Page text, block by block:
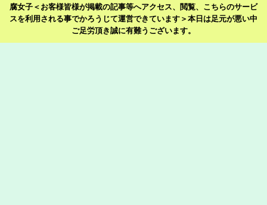
腐女子＜お客様皆様が掲載の記事等へアクセス、閲覧、こちらのサービ
スを利用される事でかろうじて運営できています＞本日は足元が悪い中
ご足労頂き誠に有難うございます。